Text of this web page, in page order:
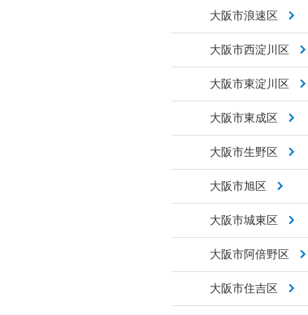
大阪市浪速区
大阪市西淀川区
大阪市東淀川区
大阪市東成区
大阪市生野区
大阪市旭区
大阪市城東区
大阪市阿倍野区
大阪市住吉区